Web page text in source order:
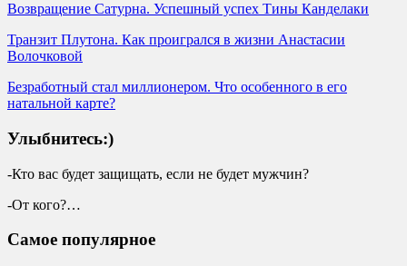
Возвращение Сатурна. Успешный успех Тины Канделаки
Транзит Плутона. Как проигрался в жизни Анастасии
Волочковой
Безработный стал миллионером. Что особенного в его
натальной карте?
Улыбнитесь:)
-Кто вас будет защищать, если не будет мужчин?
-От кого?…
Самое популярное